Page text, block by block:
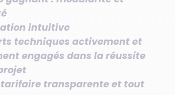
intuitive
techniques activement et
engagés dans la réussite
tarifaire transparente et tout